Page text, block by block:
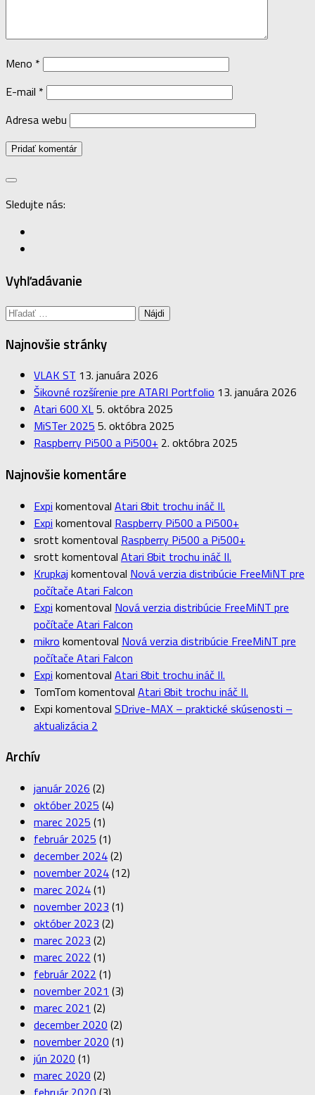
Meno *
E-mail *
Adresa webu
Sledujte nás:
Vyhľadávanie
Hľadať:
Najnovšie stránky
VLAK ST 13. januára 2026
Šikovné rozšírenie pre ATARI Portfolio 13. januára 2026
Atari 600 XL5. októbra 2025
MiSTer 2025 5. októbra 2025
Raspberry Pi500 a Pi500+ 2. októbra 2025
Najnovšie komentáre
Expi komentoval Atari 8bit trochu ináč II.
Expi komentoval Raspberry Pi500 a Pi500+
srott komentoval Raspberry Pi500 a Pi500+
srott komentoval Atari 8bit trochu ináč II.
Krupkaj komentoval Nová verzia distribúcie FreeMiNT pre
počítače Atari Falcon
Expi komentoval Nová verzia distribúcie FreeMiNT pre
počítače Atari Falcon
mikro komentoval Nová verzia distribúcie FreeMiNT pre
počítače Atari Falcon
Expi komentoval Atari 8bit trochu ináč II.
TomTom komentoval Atari 8bit trochu ináč II.
Expi komentoval SDrive-MAX – praktické skúsenosti –
aktualizácia 2
Archív
január 2026 (2)
október 2025 (4)
marec 2025 (1)
február 2025 (1)
december 2024(2)
november 2024(12)
marec 2024(1)
november 2023 (1)
október 2023 (2)
marec 2023 (2)
marec 2022 (1)
február 2022 (1)
november 2021 (3)
marec 2021 (2)
december 2020 (2)
november 2020 (1)
jún 2020 (1)
marec 2020 (2)